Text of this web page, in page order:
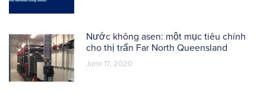
Nước không asen: một mục tiêu chính
cho thị trấn Far North Queensland
June 17, 2020